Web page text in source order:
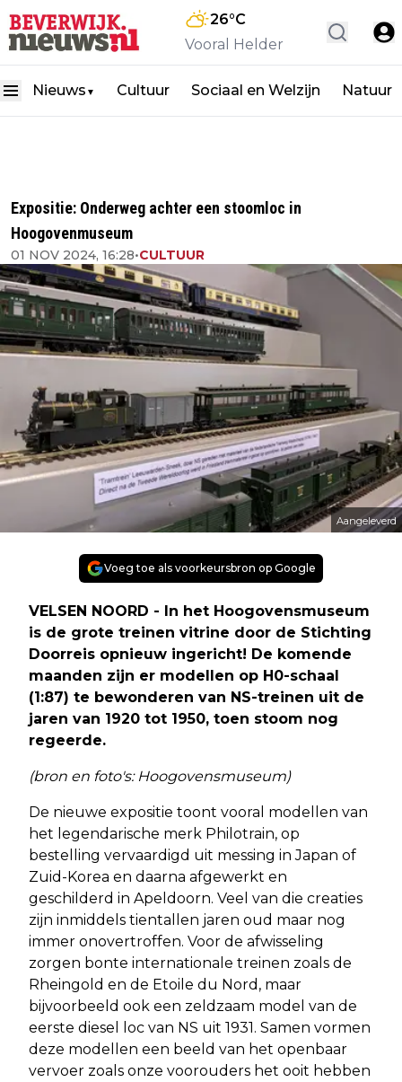
26°C
Vooral Helder
Nieuws ▼ Cultuur Sociaal en Welzijn Natuur
Expositie: Onderweg achter een stoomloc in
Hoogovenmuseum
01 NOV 2024, 16:28•CULTUUR
Aangeleverd
Voeg toe als voorkeursbron op Google
VELSEN NOORD - In het Hoogovensmuseum
is de grote treinen vitrine door de Stichting
Doorreis opnieuw ingericht! De komende
maanden zijn er modellen op H0-schaal
(1:87) te bewonderen van NS-treinen uit de
jaren van 1920 tot 1950, toen stoom nog
regeerde.
(bron en foto's: Hoogovensmuseum)
De nieuwe expositie toont vooral modellen van
het legendarische merk Philotrain, op
bestelling vervaardigd uit messing in Japan of
Zuid-Korea en daarna afgewerkt en
geschilderd in Apeldoorn. Veel van die creaties
zijn inmiddels tientallen jaren oud maar nog
immer onovertroffen. Voor de afwisseling
zorgen bonte internationale treinen zoals de
Rheingold en de Etoile du Nord, maar
bijvoorbeeld ook een zeldzaam model van de
eerste diesel loc van NS uit 1931. Samen vormen
deze modellen een beeld van het openbaar
vervoer zoals onze voorouders het ooit hebben